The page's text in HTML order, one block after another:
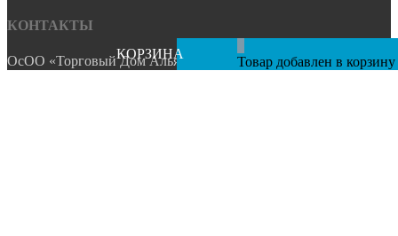
КОРЗИНА
Товар добавлен в корзину
КОНТАКТЫ
ОсОО «Торговый Дом Альянс Групп»